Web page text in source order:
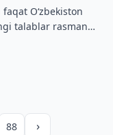
O‘zbekiston
talablar rasman
88 ›